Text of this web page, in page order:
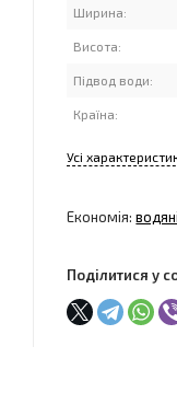
Ширина:
Висота:
Підвод води:
Країна:
Усі
Економія:
Поділитися у